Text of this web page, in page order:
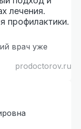
лечения.
профилактики.
врач уже
prodoctorov.ru